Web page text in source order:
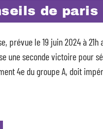
de paris
prévue le 19 juin 2024 à
une seconde victoire pour
4e du groupe A, doit